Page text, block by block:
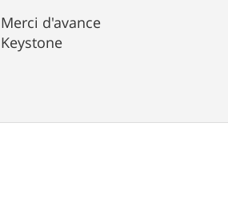
Merci d'avance
Keystone